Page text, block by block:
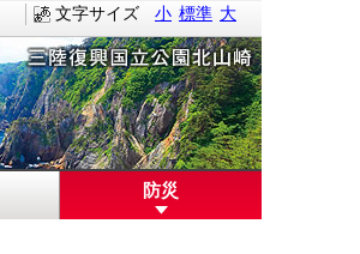
文字サイズ 小 標準 大
防災